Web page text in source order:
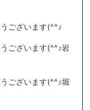
ございます(^^♪
ございます(^^♪岩
ございます(^^♪堀